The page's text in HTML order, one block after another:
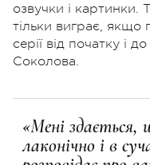
озвучки і картинки.
тільки виграє, якщо
серії від початку і
Соколова.
«Мені здається,
лаконічно і в